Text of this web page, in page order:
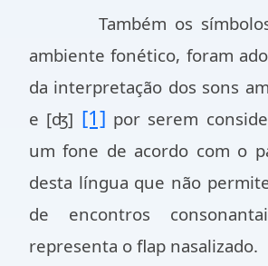
Também os símbolos
ambiente fonético, foram
da interpretação dos sons
e [ʤ] [1] por serem
um fone de acordo com o
desta língua que não
de encontros
representa o flap nasalizado.